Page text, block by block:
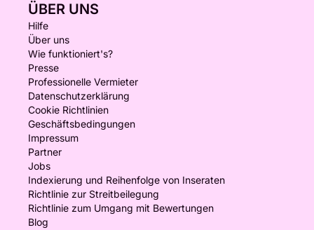
ÜBER UNS
Hilfe
Über uns
Wie funktioniert's?
Presse
Professionelle Vermieter
Datenschutzerklärung
Cookie Richtlinien
Geschäftsbedingungen
Impressum
Partner
Jobs
Indexierung und Reihenfolge von Inseraten
Richtlinie zur Streitbeilegung
Richtlinie zum Umgang mit Bewertungen
Blog